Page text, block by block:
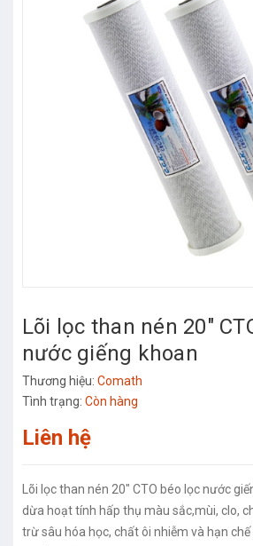
Lõi lọc than nén 20"
nước giếng khoan
Thương hiệu: Comath
Tình trạng: Còn hàng
Liên hệ
Lõi lọc than nén 20" CTO béo lọc nước
dừa hoạt tính hấp thụ màu sắc,mùi, clo,
trừ sâu hóa học, chất ôi nhiễm và hạn